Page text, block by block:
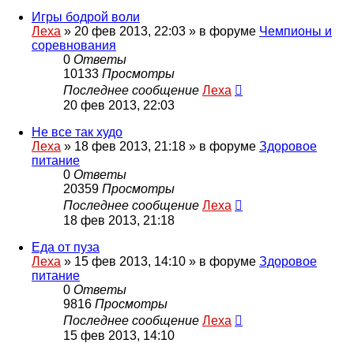
Игры бодрой воли
Леха » 20 фев 2013, 22:03 » в форуме Чемпионы и
соревнования
0 Ответы
10133 Просмотры
Последнее сообщение Леха
20 фев 2013, 22:03
Не все так худо
Леха » 18 фев 2013, 21:18 » в форуме Здоровое
питание
0 Ответы
20359 Просмотры
Последнее сообщение Леха
18 фев 2013, 21:18
Еда от пуза
Леха » 15 фев 2013, 14:10 » в форуме Здоровое
питание
0 Ответы
9816 Просмотры
Последнее сообщение Леха
15 фев 2013, 14:10